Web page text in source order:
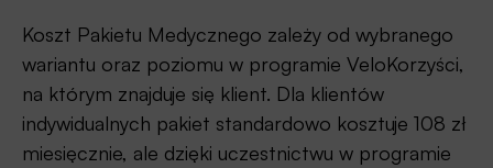
Koszt Pakietu Medycznego zależy od wybranego
wariantu oraz poziomu w programie VeloKorzyści,
na którym znajduje się klient. Dla klientów
indywidualnych pakiet standardowo kosztuje 108 zł
miesięcznie, ale dzięki uczestnictwu w programie